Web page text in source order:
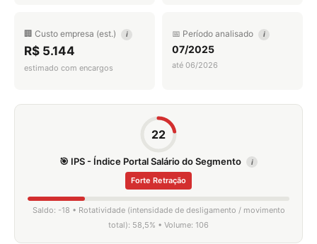
🏢 Custo empresa (est.) i
R$ 5.144
estimado com encargos
📅 Período analisado i
07/2025
até 06/2026
22
🎯 IPS - Índice Portal Salário do Segmento i
Forte Retração
Saldo: -18 • Rotatividade (intensidade de desligamento / movimento
total): 58,5% • Volume: 106